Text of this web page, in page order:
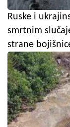
Ruske i
smrtnim
strane